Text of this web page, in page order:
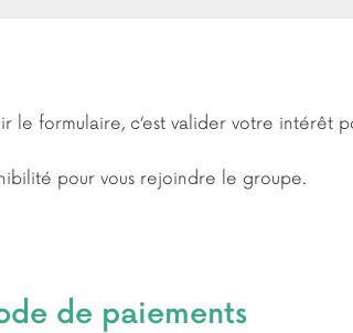
le formulaire, c’est valider votre intérêt
pour vous rejoindre le groupe.
de paiements